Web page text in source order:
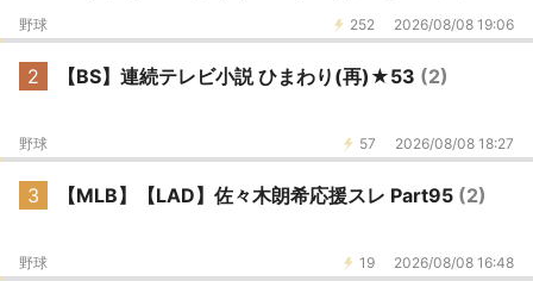
252 2026/08/08 19:06
野球
2 【BS】連続テレビ小説 ひまわり(再)★53 (2)
57 2026/08/08 18:27
野球
3 【MLB】【LAD】佐々木朗希応援スレ Part95 (2)
19 2026/08/08 16:48
野球